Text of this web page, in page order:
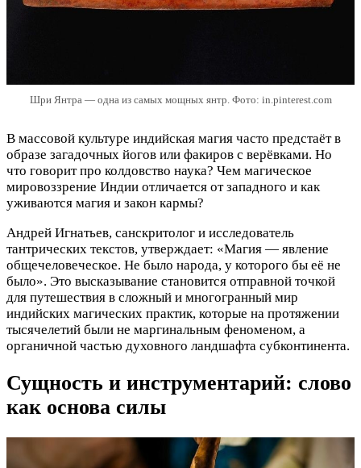
Шри Янтра — одна из самых мощных янтр. Фото: in.pinterest.com
В массовой культуре индийская магия часто предстаёт в
образе загадочных йогов или факиров с верёвками. Но
что говорит про колдовство наука? Чем магическое
мировоззрение Индии отличается от западного и как
уживаются магия и закон кармы?
Андрей Игнатьев, санскритолог и исследователь
тантрических текстов, утверждает: «Магия — явление
общечеловеческое. Не было народа, у которого бы её не
было». Это высказывание становится отправной точкой
для путешествия в сложный и многогранный мир
индийских магических практик, которые на протяжении
тысячелетий были не маргинальным феноменом, а
органичной частью духовного ландшафта субконтинента.
Сущность и инструментарий: слово
как основа силы